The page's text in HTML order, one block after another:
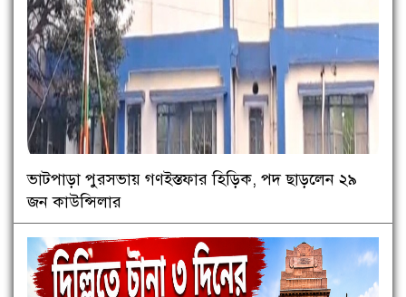
ভাটপাড়া পুরসভায় গণইস্তফার হিড়িক, পদ ছাড়লেন ২৯
জন কাউন্সিলার